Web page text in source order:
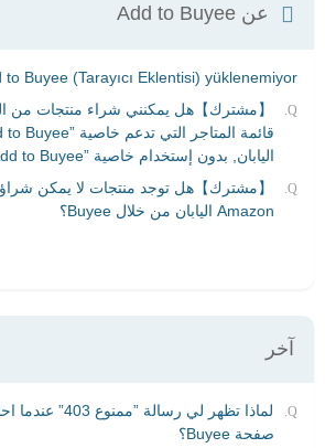
عن Add to Buyee
to Buyee (Tarayıcı Eklentisi) yüklenemiyor.
【مشترك】هل يمكنني شراء منتجات من
اليابان, بدون إستخدام خاصية ”Add to Buyee”؟
【مشترك】هل توجد منتجات لا يمكن
Amazon اليابان من خلال Buyee؟
آخر
لماذا تظهر لي رسالة
صفحة Buyee؟